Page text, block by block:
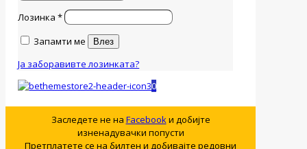
Лозинка*
Запамти ме
Влез
Ја заборавивте лозинката?
0
Заследете не на Facebookи добијте
изненадувачки попусти
Претплатете се на билтен и добивајте редовни